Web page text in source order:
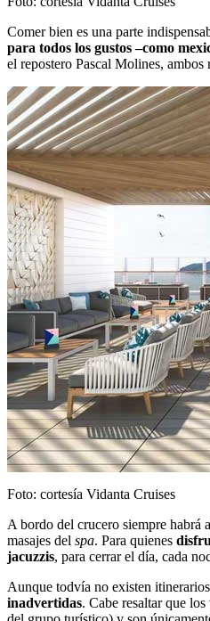
Comer bien es una parte
para todos los gustos –como
el repostero Pascal Molines, ambos
Foto: cortesía Vidanta Cruises
A bordo del crucero siempre habrá
masajes del spa. Para quienes
jacuzzis, para cerrar el día, cada
Aunque todvía no existen
inadvertidas. Cabe resaltar que